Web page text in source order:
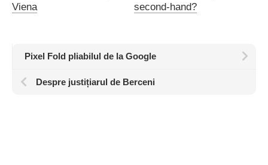
Viena
second-hand?
Pixel Fold pliabilul de la Google
Despre justițiarul de Berceni